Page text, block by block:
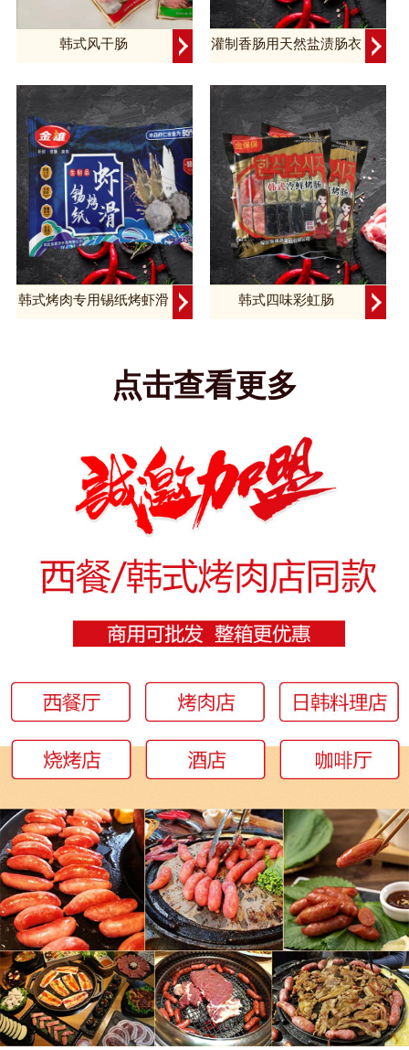
韩式风干肠 灌制香肠用天然盐渍肠衣
韩式烤肉专用锡纸烤虾滑 韩式四味彩虹肠
点击查看更多